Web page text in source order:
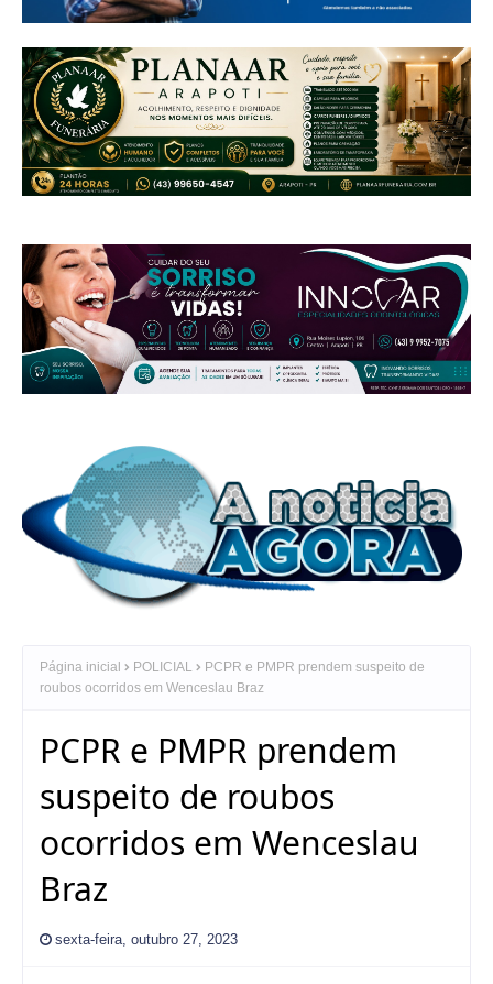
Página inicial POLICIAL
PCPR e PMPR prendem suspeito de
roubos ocorridos em Wenceslau Braz
PCPR e PMPR prendem
suspeito de roubos
ocorridos em Wenceslau
Braz
sexta-feira, outubro 27, 2023